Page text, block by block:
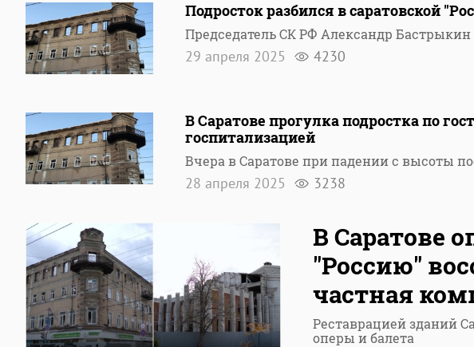
Подросток разбился в саратовской
Председатель СК РФ Александр Бастрыкин
29 апреля 2025 4230
В Саратове прогулка подростка по
госпитализацией
Вчера в Саратове при падении с высоты
28 апреля 2025 3238
В Саратове
"Россию"
частная
Реставрацией зданий
оперы и балета